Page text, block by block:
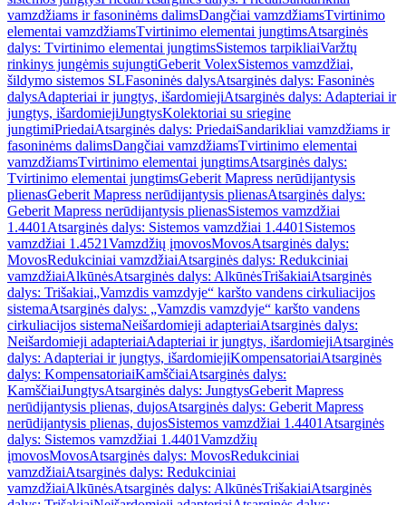
vamzdžiams ir fasoninėms dalimsDangčiai vamzdžiamsTvirtinimo
elementai vamzdžiamsTvirtinimo elementai jungtimsAtsarginės
dalys: Tvirtinimo elementai jungtimsSistemos tarpikliaiVaržtų
rinkinys jungėmis sujungtiGeberit VolexSistemos vamzdžiai,
šildymo sistemos SLFasoninės dalysAtsarginės dalys: Fasoninės
dalysAdapteriai ir jungtys, išardomiejiAtsarginės dalys: Adapteriai ir
jungtys, išardomiejiJungtysKolektoriai su sriegine
jungtimiPriedaiAtsarginės dalys: PriedaiSandarikliai vamzdžiams ir
fasoninėms dalimsDangčiai vamzdžiamsTvirtinimo elementai
vamzdžiamsTvirtinimo elementai jungtimsAtsarginės dalys:
Tvirtinimo elementai jungtimsGeberit Mapress nerūdijantysis
plienasGeberit Mapress nerūdijantysis plienasAtsarginės dalys:
Geberit Mapress nerūdijantysis plienasSistemos vamzdžiai
1.4401 Atsarginės dalys: Sistemos vamzdžiai 1.4401 Sistemos
vamzdžiai 1.4521Vamzdžių įmovosMovosAtsarginės dalys:
MovosRedukciniai vamzdžiaiAtsarginės dalys: Redukciniai
vamzdžiaiAlkūnėsAtsarginės dalys: AlkūnėsTrišakiaiAtsarginės
dalys: Trišakiai„Vamzdis vamzdyje“ karšto vandens cirkuliacijos
sistemaAtsarginės dalys: „Vamzdis vamzdyje“ karšto vandens
cirkuliacijos sistemaNeišardomieji adapteriaiAtsarginės dalys:
Neišardomieji adapteriaiAdapteriai ir jungtys, išardomiejiAtsarginės
dalys: Adapteriai ir jungtys, išardomiejiKompensatoriaiAtsarginės
dalys: KompensatoriaiKamščiaiAtsarginės dalys:
KamščiaiJungtysAtsarginės dalys: JungtysGeberit Mapress
nerūdijantysis plienas, dujosAtsarginės dalys: Geberit Mapress
nerūdijantysis plienas, dujosSistemos vamzdžiai 1.4401 Atsarginės
dalys: Sistemos vamzdžiai 1.4401Vamzdžių
įmovosMovosAtsarginės dalys: MovosRedukciniai
vamzdžiaiAtsarginės dalys: Redukciniai
vamzdžiaiAlkūnėsAtsarginės dalys: AlkūnėsTrišakiaiAtsarginės